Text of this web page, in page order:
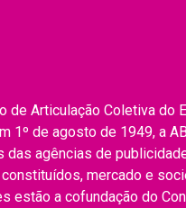
de Articulação Coletiva do
1º de agosto de 1949, a
agências de
mercado e
estão a cofundação do